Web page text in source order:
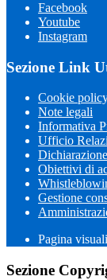
Facebook
Youtube
Instagram
Sezione Link
Cookie
Note legali
Informativa
Ufficio
Obiettivi di
Gestione
Pagina
Sezione